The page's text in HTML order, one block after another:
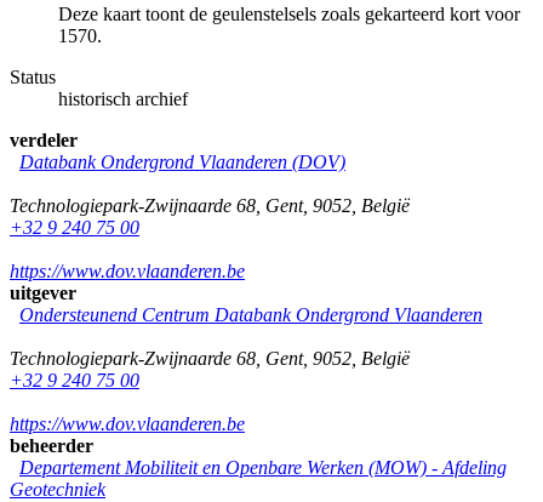
Deze kaart toont de geulenstelsels zoals gekarteerd kort voor
1570.
Status
historisch archief
verdeler
Databank Ondergrond Vlaanderen (DOV)
Technologiepark-Zwijnaarde 68 Gent, 9052 België
+32 9 240 75 00
https://www.dov.vlaanderen.be
uitgever
Ondersteunend Centrum Databank Ondergrond Vlaanderen
Technologiepark-Zwijnaarde 68 Gent, 9052 België
+32 9 240 75 00
https://www.dov.vlaanderen.be
beheerder
Departement Mobiliteit en Openbare Werken (MOW) - Afdeling
Geotechniek